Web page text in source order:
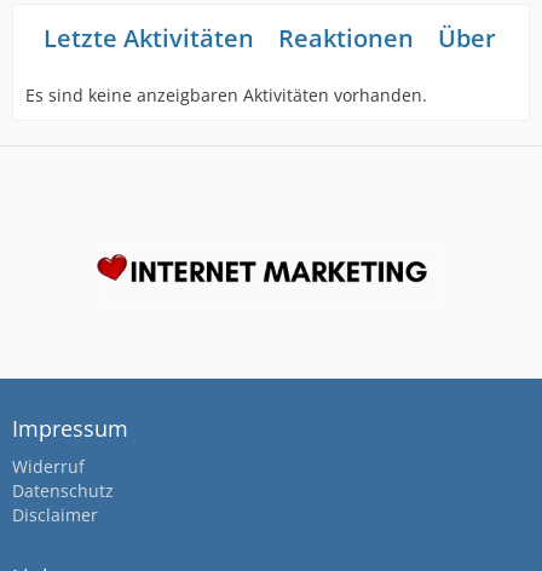
Letzte Aktivitäten Reaktionen Über
Es sind keine anzeigbaren Aktivitäten vorhanden.
Impressum
Widerruf
Datenschutz
Disclaimer